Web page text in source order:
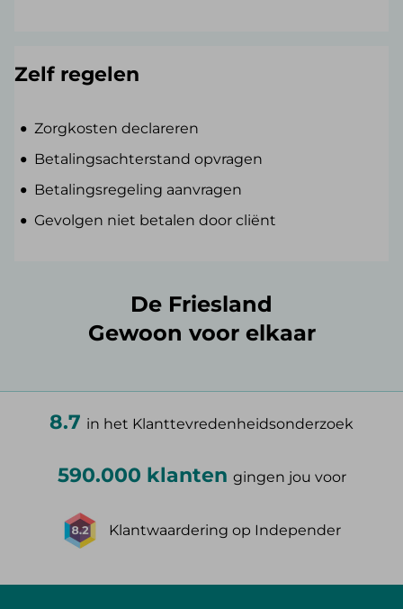
Zelf regelen
Zorgkosten declareren
Betalingsachterstand opvragen
Betalingsregeling aanvragen
Gevolgen niet betalen door cliënt
De Friesland
Gewoon voor elkaar
8.7 in het Klanttevredenheidsonderzoek
590.000 klanten gingen jou voor
Klantwaardering op Independer